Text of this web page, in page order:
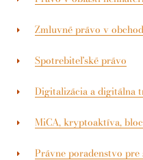
Zmluvné právo v
Spotrebiteľské právo
Digitalizácia a digitálna
MiCA, kryptoaktíva,
Právne poradenstvo